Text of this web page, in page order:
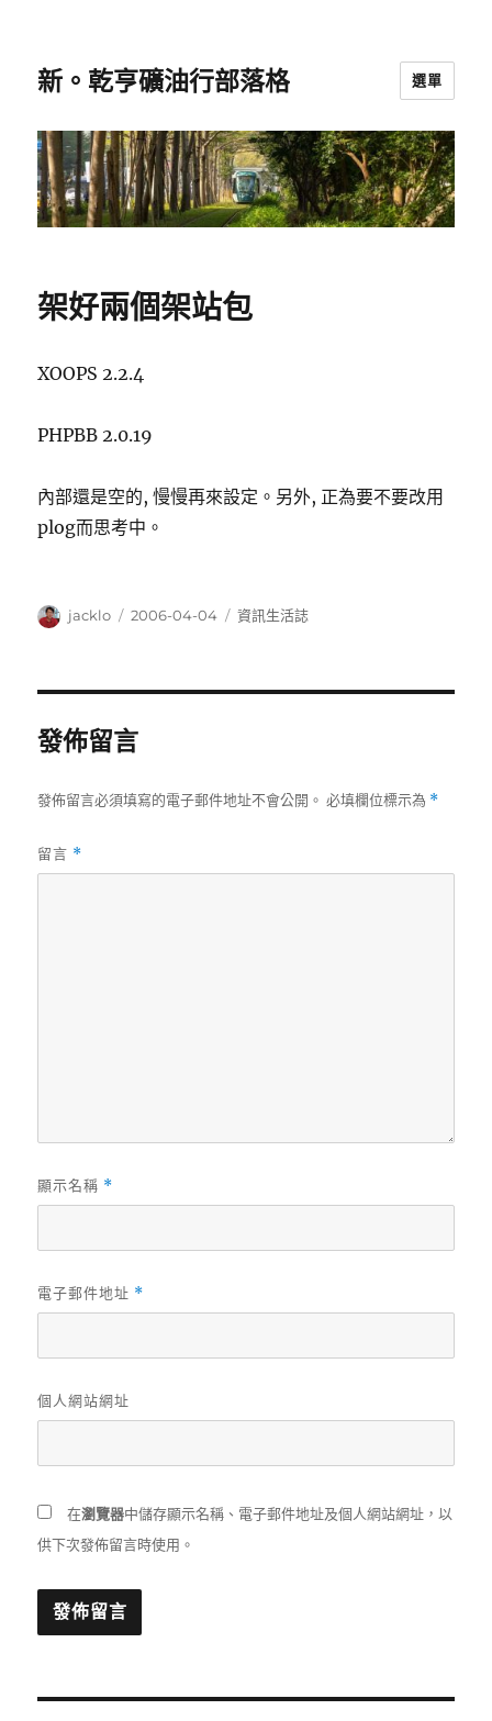
新。乾亨礦油行部落格 選單
架好兩個架站包
XOOPS 2.2.4
PHPBB 2.0.19
內部還是空的, 慢慢再來設定。另外, 正為要不要改用
plog而思考中。
作
jacklo
發
2006-04-04
分
資訊生活誌
發佈留言
發佈留言必須填寫的電子郵件地址不會公開。 必填欄位標示為 *
留言 *
顯示名稱 *
電子郵件地址 *
個人網站網址
在瀏覽器中儲存顯示名稱、電子郵件地址及個人網站網址，以
供下次發佈留言時使用。